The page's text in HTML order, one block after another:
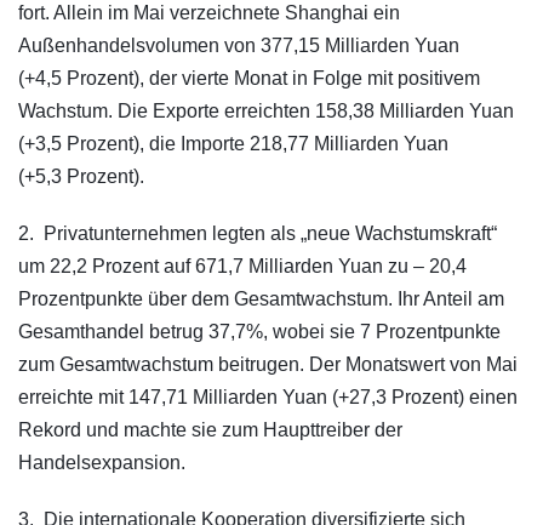
fort. Allein im Mai verzeichnete Shanghai ein
Außenhandelsvolumen von 377,15 Milliarden Yuan
(+4,5 Prozent), der vierte Monat in Folge mit positivem
Wachstum. Die Exporte erreichten 158,38 Milliarden Yuan
(+3,5 Prozent), die Importe 218,77 Milliarden Yuan
(+5,3 Prozent).
2. Privatunternehmen legten als „neue Wachstumskraft“
um 22,2 Prozent auf 671,7 Milliarden Yuan zu – 20,4
Prozentpunkte über dem Gesamtwachstum. Ihr Anteil am
Gesamthandel betrug 37,7%, wobei sie 7 Prozentpunkte
zum Gesamtwachstum beitrugen. Der Monatswert von Mai
erreichte mit 147,71 Milliarden Yuan (+27,3 Prozent) einen
Rekord und machte sie zum Haupttreiber der
Handelsexpansion.
3. Die internationale Kooperation diversifizierte sich